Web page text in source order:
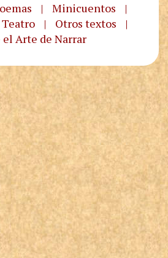
| Minicuentos
|
Teatro | Otros textos
|
el Arte de Narrar